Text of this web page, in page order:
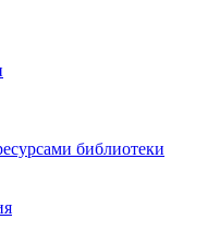
библиотеки